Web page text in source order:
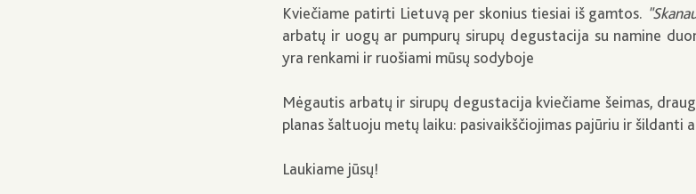
Kviečiame patirti Lietuvą per skonius tiesiai iš gamtos.
arbatų ir uogų ar pumpurų sirupų degustacija su namine
yra renkami ir ruošiami mūsų sodyboje
Mėgautis arbatų ir sirupų degustacija kviečiame šeimas,
planas šaltuoju metų laiku: pasivaikščiojimas pajūriu ir šildanti
Laukiame jūsų!